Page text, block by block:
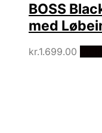
BOSS
med
kr.1.699.00